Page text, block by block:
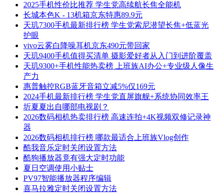
2025手机性价比推荐 学生党高续航长焦全能机
长城本色K - 13机箱京东特惠89.9元
天玑7300手机最新排行榜 学生党索尼潜望长焦+低蓝光
护眼
vivo云雾白降噪耳机京东490元带回家
天玑9400手机值得买清单 摄影爱好者从入门到进阶覆盖
天玑9300+手机性能热卖榜 上班族AI办公+专业级人像生
产力
惠普触控RGB蓝牙音箱立减5%仅169元
2024手机最新排行榜 学生党直屏旗舰+系统协同效率王
圻夏夏出自哪部电视剧？
2026数码相机热卖排行榜 高速连拍+4K视频双修记录神
器
2026数码相机排行榜 哪款最适合上班族Vlog创作
酷我音乐定时关闭设置方法
酷狗播放器竟有强大定时功能
夏日空调使用小贴士
PV97智能播放器程序编辑
喜马拉雅定时关闭设置方法